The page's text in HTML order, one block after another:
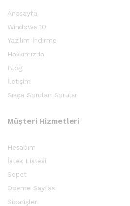
Anasayfa
Windows 10
Yazılım İndirme
Hakkımızda
Blog
İletişim
Sıkça Sorulan Sorular
Müşteri Hizmetleri
Hesabım
İstek Listesi
Sepet
Ödeme Sayfası
Siparişler